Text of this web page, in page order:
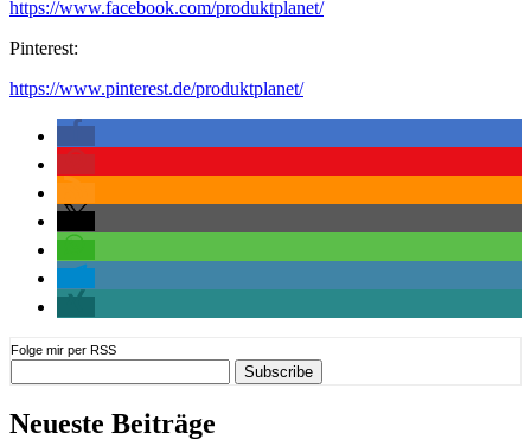
https://www.facebook.com/produktplanet/
Pinterest:
https://www.pinterest.de/produktplanet/
Folge mir per RSS
Neueste Beiträge